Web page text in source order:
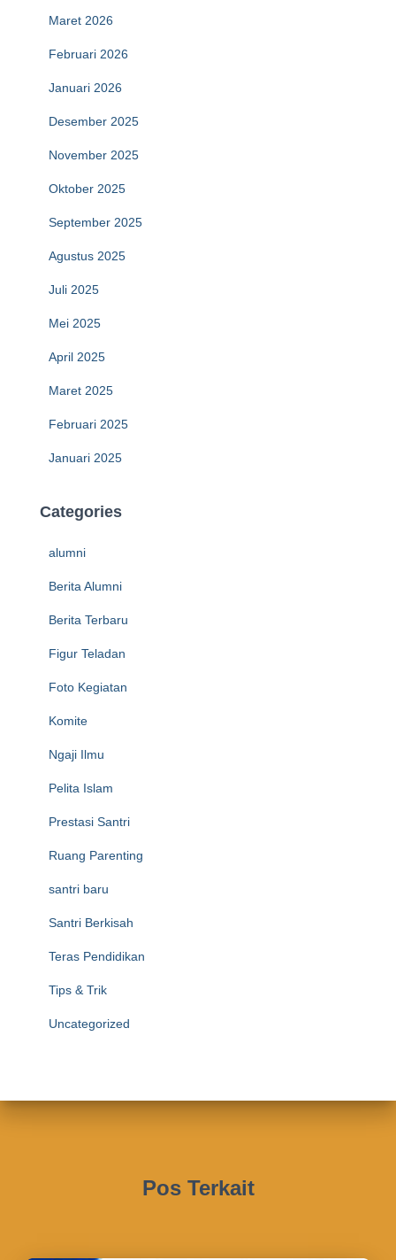
Maret 2026
Februari 2026
Januari 2026
Desember 2025
November 2025
Oktober 2025
September 2025
Agustus 2025
Juli 2025
Mei 2025
April 2025
Maret 2025
Februari 2025
Januari 2025
Categories
alumni
Berita Alumni
Berita Terbaru
Figur Teladan
Foto Kegiatan
Komite
Ngaji Ilmu
Pelita Islam
Prestasi Santri
Ruang Parenting
santri baru
Santri Berkisah
Teras Pendidikan
Tips & Trik
Uncategorized
Pos Terkait